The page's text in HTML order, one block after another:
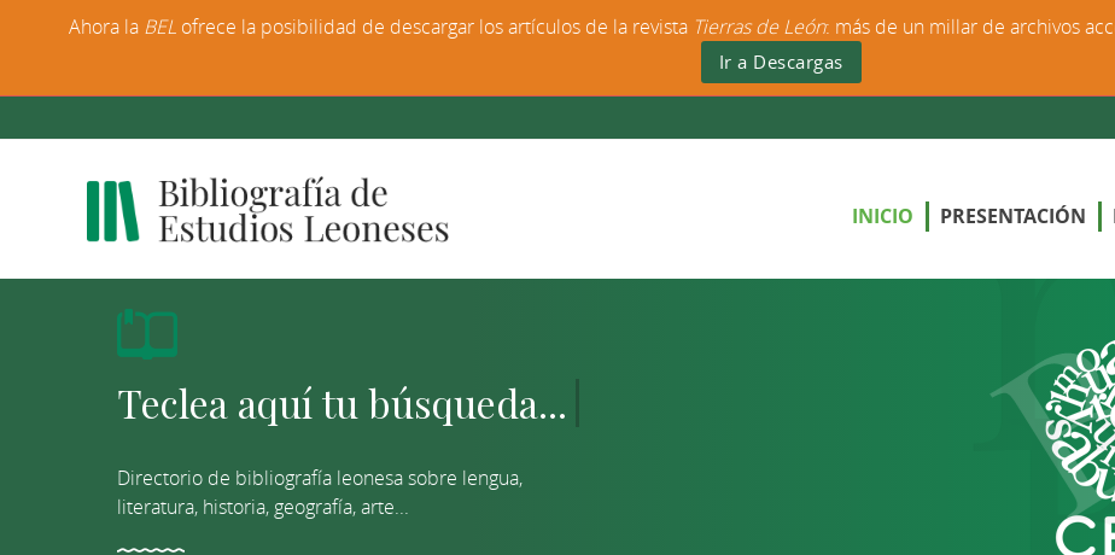
INICIO PRESENTACIÓN
Directorio de bibliografía leonesa sobre lengua,
literatura, historia, geografía, arte...
Ahora la BEL ofrece la posibilidad de descargar los artículos de la revista Tierras de León: más de un millar de archivos
Ir a Descargas